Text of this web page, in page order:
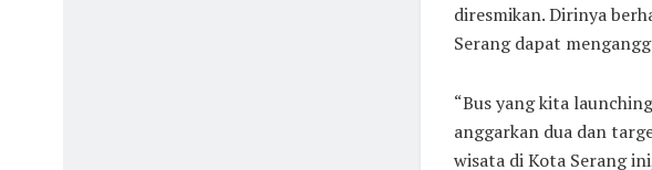
diresmikan. Dirinya
Serang dapat
“Bus yang kita
anggarkan dua dan
wisata di Kota Serang